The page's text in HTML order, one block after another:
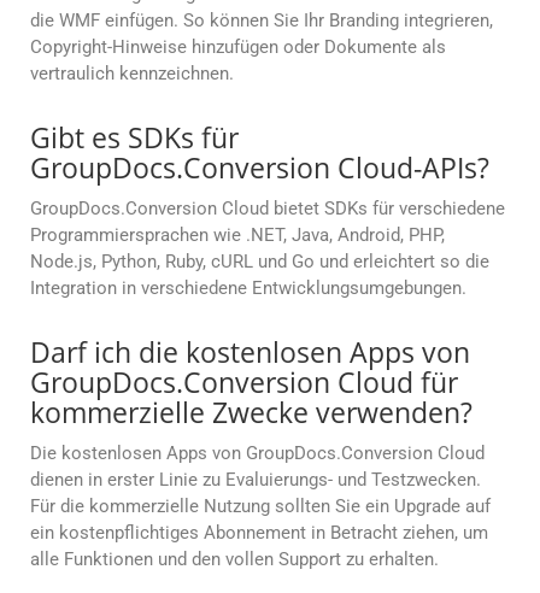
die WMF einfügen. So können Sie Ihr Branding integrieren,
Copyright-Hinweise hinzufügen oder Dokumente als
vertraulich kennzeichnen.
Gibt es SDKs für
GroupDocs.Conversion Cloud-APIs?
GroupDocs.Conversion Cloud bietet SDKs für verschiedene
Programmiersprachen wie .NET, Java, Android, PHP,
Node.js, Python, Ruby, cURL und Go und erleichtert so die
Integration in verschiedene Entwicklungsumgebungen.
Darf ich die kostenlosen Apps von
GroupDocs.Conversion Cloud für
kommerzielle Zwecke verwenden?
Die kostenlosen Apps von GroupDocs.Conversion Cloud
dienen in erster Linie zu Evaluierungs- und Testzwecken.
Für die kommerzielle Nutzung sollten Sie ein Upgrade auf
ein kostenpflichtiges Abonnement in Betracht ziehen, um
alle Funktionen und den vollen Support zu erhalten.